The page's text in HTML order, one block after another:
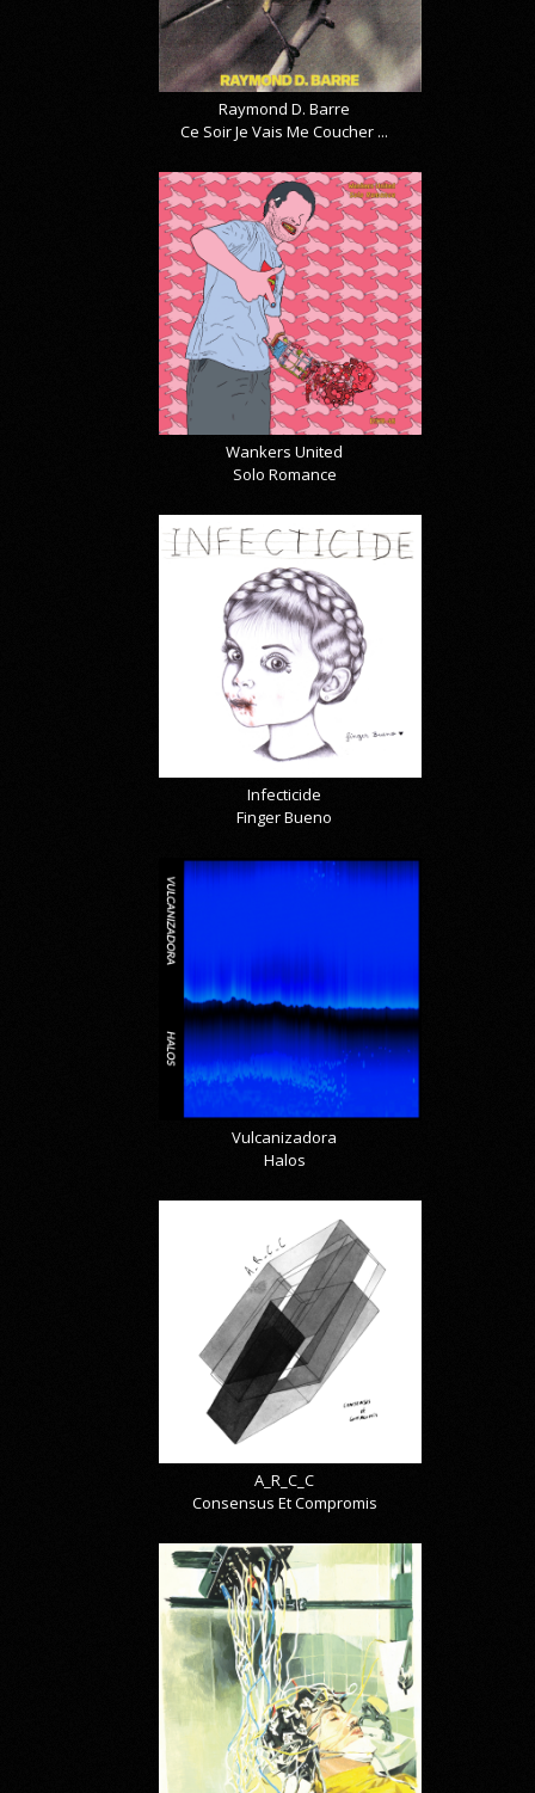
Raymond D. Barre
Ce Soir Je Vais Me Coucher ...
Wankers United
Solo Romance
Infecticide
Finger Bueno
Vulcanizadora
Halos
A_R_C_C
Consensus Et Compromis